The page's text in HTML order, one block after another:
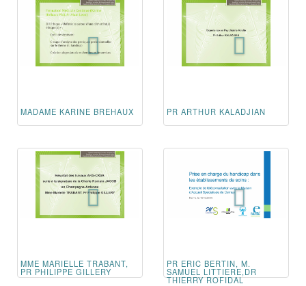
MADAME KARINE BREHAUX PR ARTHUR KALADJIAN
MME MARIELLE TRABANT,
PR PHILIPPE GILLERY
PR ERIC BERTIN, M.
SAMUEL LITTIERE,DR
THIERRY ROFIDAL